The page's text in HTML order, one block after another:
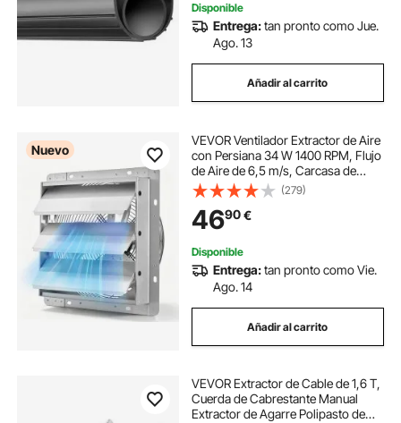
Disponible
Entrega:tan pronto como Jue.
Ago. 13
Añadir al carrito
Nuevo
VEVOR Ventilador Extractor de Aire
con Persiana 34 W 1400 RPM, Flujo
de Aire de 6,5 m/s, Carcasa de
Acero, Ventilador Industrial de
Pared con Cable Precableado para
Garaje, Taller, Ático y Cobertizo
(279)
4690€
Disponible
Entrega:tan pronto como Vie.
Ago. 14
Añadir al carrito
VEVOR Extractor de Cable de 1,6 T,
Cuerda de Cabrestante Manual
Extractor de Agarre Polipasto de